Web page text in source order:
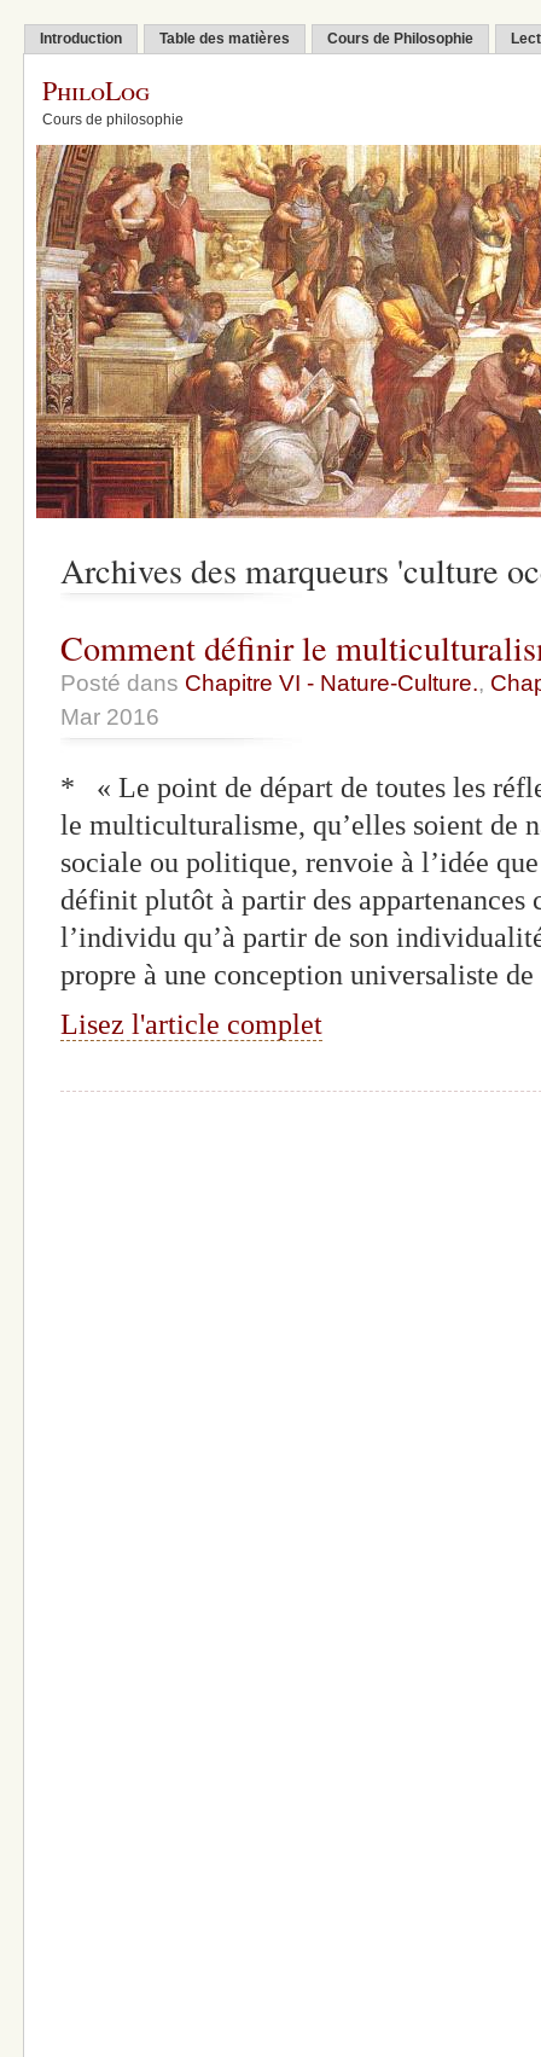
Introduction Table des matières Cours de Philosophie
PhiloLog
Cours de philosophie
Archives des marqueurs 'culture
Comment définir le
Posté dans Chapitre VI - Nature-Culture.,
Mar 2016
* « Le point de départ de toutes les
le multiculturalisme, qu’elles soient de
sociale ou politique, renvoie à l’idée
définit plutôt à partir des
l’individu qu’à partir de son
propre à une conception universaliste
Lisez l'article complet